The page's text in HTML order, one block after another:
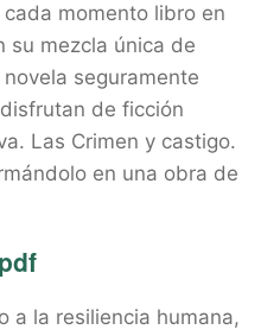
momento libro en
su mezcla única de
seguramente
de ficción
Las Crimen y castigo.
en una obra de
a la resiliencia humana,